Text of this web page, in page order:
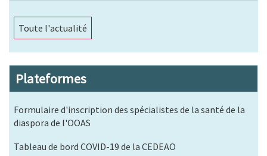
Toute l'actualité
Plateformes
Formulaire d'inscription des spécialistes de la santé de la
diaspora de l'OOAS
Tableau de bord COVID-19 de la CEDEAO